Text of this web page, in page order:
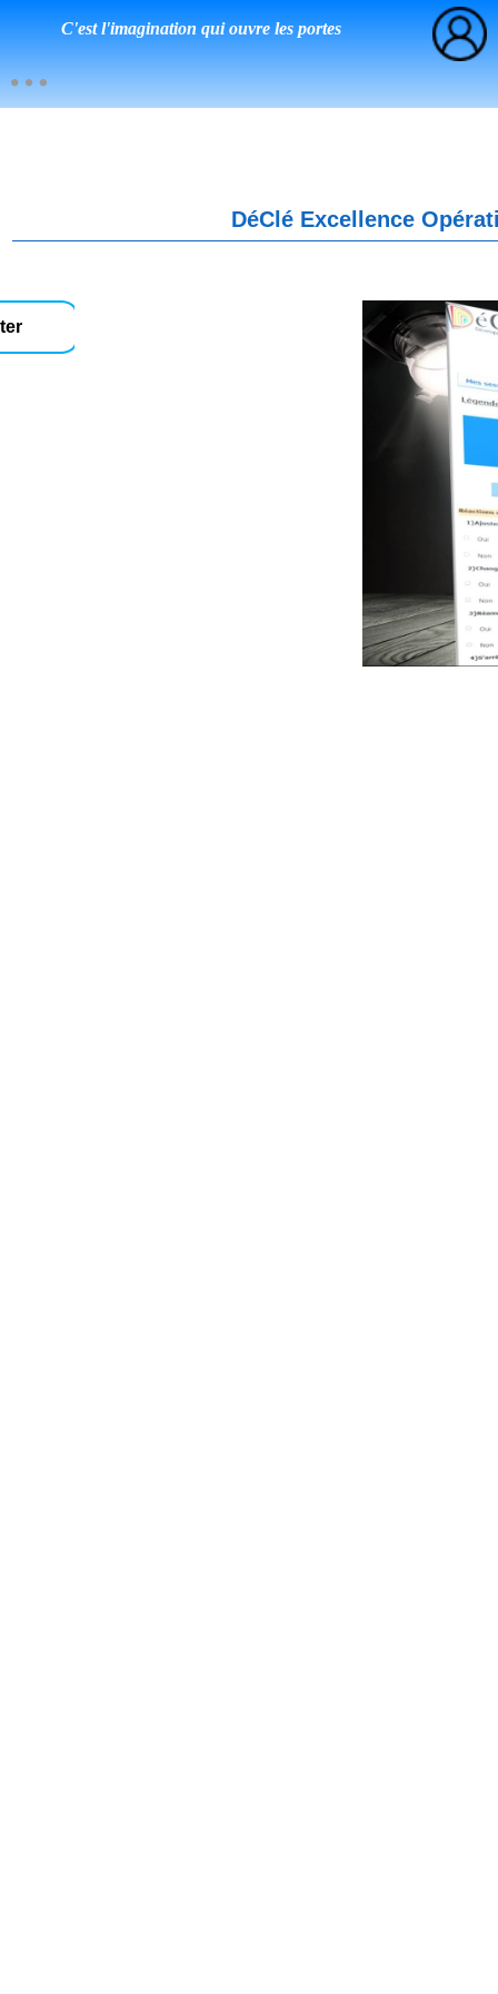
C'est l'imagination qui ouvre les portes
DéClé Excellence